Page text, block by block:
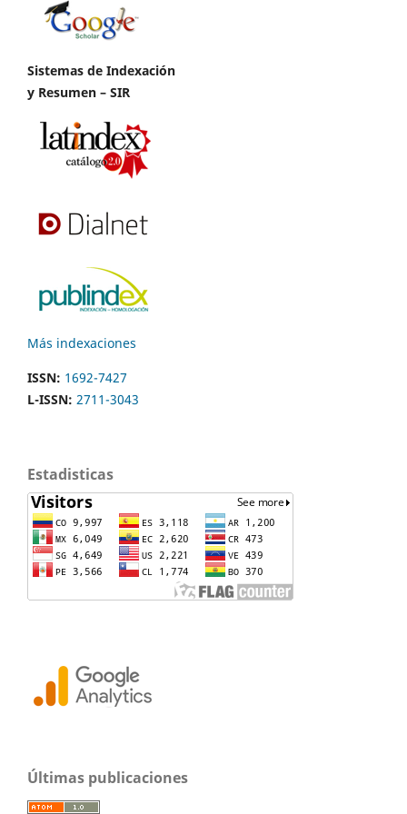
Sistemas de Indexación
y Resumen – SIR
Más indexaciones
ISSN: 1692-7427
L-ISSN: 2711-3043
Estadisticas
Últimas publicaciones